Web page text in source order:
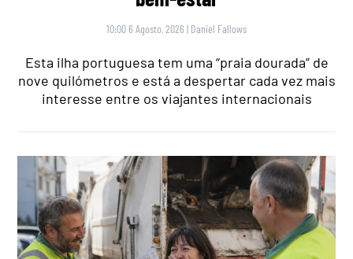
10:00 6 Agosto, 2026 | Daniel Fallows
Esta ilha portuguesa tem uma “praia dourada” de
nove quilómetros e está a despertar cada vez mais
interesse entre os viajantes internacionais